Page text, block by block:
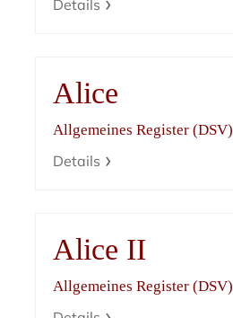
Details
Alice
Allgemeines Register (DSV)
Details
Alice II
Allgemeines Register (DSV)